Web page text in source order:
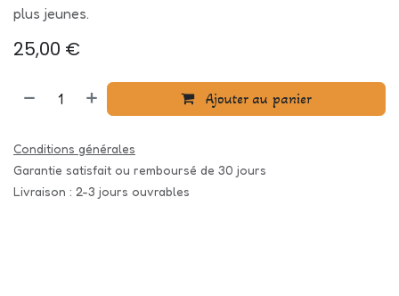
plus jeunes.
25,00 €
Ajouter au panier
Conditions générales
Garantie satisfait ou remboursé de 30 jours
Livraison : 2-3 jours ouvrables